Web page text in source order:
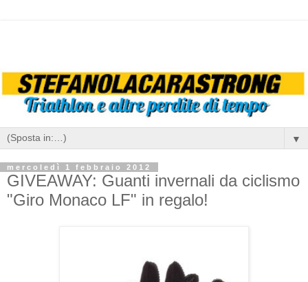
▼
mercoledì 1 febbraio 2012
GIVEAWAY: Guanti invernali da ciclismo
"Giro Monaco LF" in regalo!